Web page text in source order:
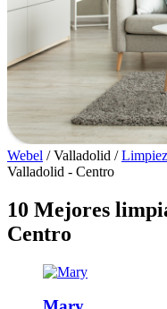
Webel / Valladolid /
Valladolid - Centro
10 Mejores
Centro